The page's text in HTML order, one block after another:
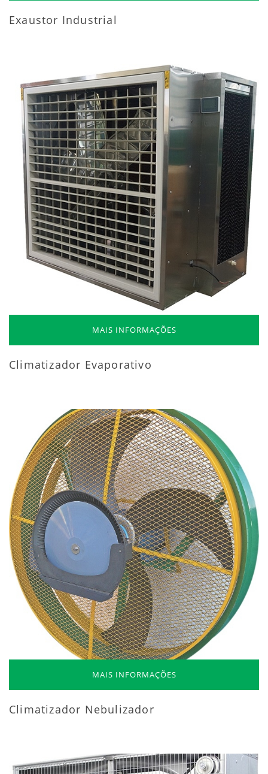
Exaustor Industrial
MAIS INFORMAÇÕES
Climatizador Evaporativo
MAIS INFORMAÇÕES
Climatizador Nebulizador